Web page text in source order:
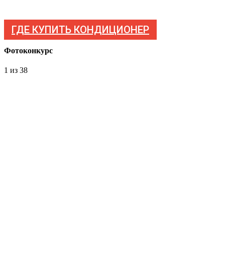
ГДЕ КУПИТЬ КОНДИЦИОНЕР
Фотоконкурс
1 из 38